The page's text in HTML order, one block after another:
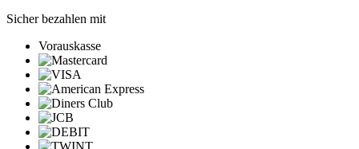
Sicher bezahlen mit
Vorauskasse